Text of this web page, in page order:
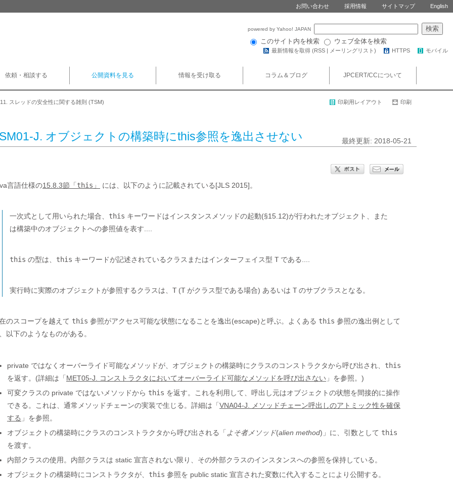
お問い合わせ 採用情報 サイトマップ English
powered by Yahoo! JAPAN
このサイト内を検索 ウェブ全体を検索
最新情報を取得 (RSS | メーリングリスト ) HTTPS モバイル
依頼・相談する 公開資料を見る 情報を受け取る コラム＆ブログ JPCERT/CCについて
11. スレッドの安全性に関する雑則 (TSM) 印刷用レイアウト 印刷
J. オブジェクトの構築時にthis参照を逸出させない 最終更新: 2018-05-21
言語仕様の15.8.3節「 this 」 には、以下のように記載されている[JLS 2015]。
一次式として用いられた場合、 this キーワードはインスタンスメソッドの起動(§15.12)が行われたオブジェクト、また
は構築中のオブジェクトへの参照値を表す....
this の型は、 this キーワードが記述されているクラスまたはインターフェイス型 T である....
実行時に実際のオブジェクトが参照するクラスは、 T (T がクラス型である場合) あるいは T のサブクラスとなる。
のスコープを越えて this 参照がアクセス可能な状態になることを逸出(escape)と呼ぶ。よくある this 参照の逸出例として
以下のようなものがある。
private ではなくオーバーライド可能なメソッドが、オブジェクトの構築時にクラスのコンストラクタから呼び出され、 this
を返す。(詳細は「 MET05-J. コンストラクタにおいてオーバーライド可能なメソッドを呼び出さない 」を参照。)
可変クラスの private ではないメソッドから this を返す。これを利用して、呼出し元はオブジェクトの状態を間接的に操作
できる。これは、通常メソッドチェーンの実装で生じる。詳細は「 VNA04-J. メソッドチェーン呼出しのアトミック性を確保
する 」を参照。
オブジェクトの構築時にクラスのコンストラクタから呼び出される「 よそ者メソッド(alien method)」に、引数として this
を渡す。
内部クラスの使用。内部クラスは static 宣言されない限り、その外部クラスのインスタンスへの参照を保持している。
オブジェクトの構築時にコンストラクタが、 this 参照を public static 宣言された変数に代入することにより公開する。